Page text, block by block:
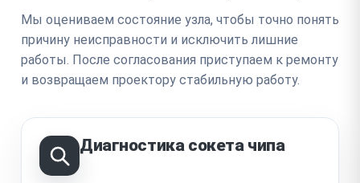
Мы оцениваем состояние узла, чтобы точно понять
причину неисправности и исключить лишние
работы. После согласования приступаем к ремонту
и возвращаем проектору стабильную работу.
Диагностика сокета чипа